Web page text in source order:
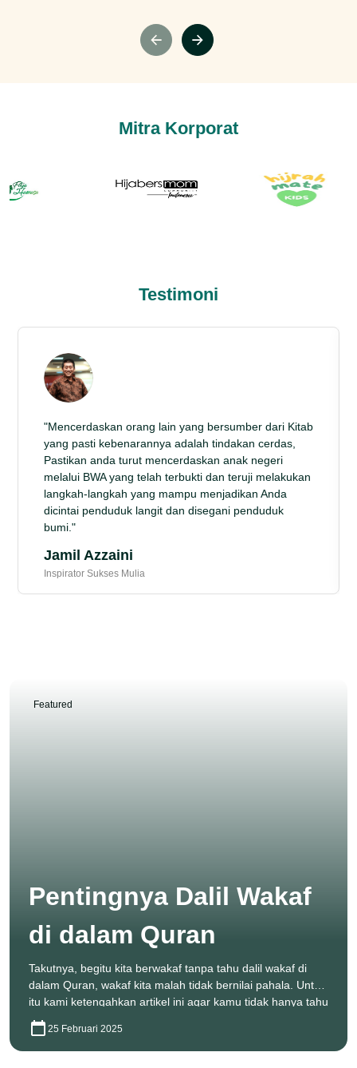
Mitra Korporat
Testimoni
"Mencerdaskan orang lain yang bersumber dari Kitab
yang pasti kebenarannya adalah tindakan cerdas,
Pastikan anda turut mencerdaskan anak negeri
melalui BWA yang telah terbukti dan teruji melakukan
langkah-langkah yang mampu menjadikan Anda
dicintai penduduk langit dan disegani penduduk
bumi."
Jamil Azzaini
Inspirator Sukses Mulia
Featured
Pentingnya Dalil Wakaf
di dalam Quran
Takutnya, begitu kita berwakaf tanpa tahu dalil wakaf di
dalam Quran, wakaf kita malah tidak bernilai pahala. Untuk
itu kami ketengahkan artikel ini agar kamu tidak hanya tahu
25 Februari 2025